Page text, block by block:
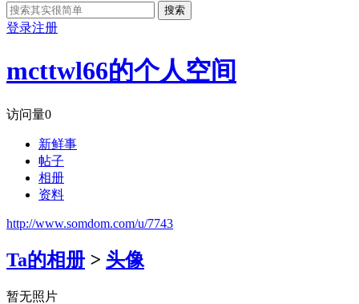
搜索
登录注册
mcttwl66的个人空间
访问量0
新鲜事
帖子
相册
资料
http://www.somdom.com/u/7743
Ta的相册 > 头像
暂无照片